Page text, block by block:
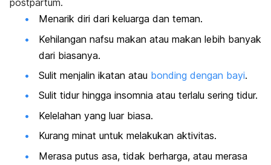
postpartum.
Menarik diri dari keluarga dan teman.
Kehilangan nafsu makan atau makan lebih banyak
dari biasanya.
Sulit menjalin ikatan atau bonding dengan bayi.
Sulit tidur hingga insomnia atau terlalu sering tidur.
Kelelahan yang luar biasa.
Kurang minat untuk melakukan aktivitas.
Merasa putus asa, tidak berharga, atau merasa